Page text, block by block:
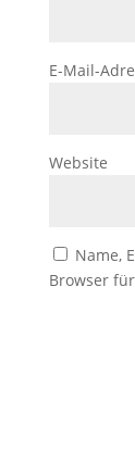
E-Mail-
Website
Name,
Browser